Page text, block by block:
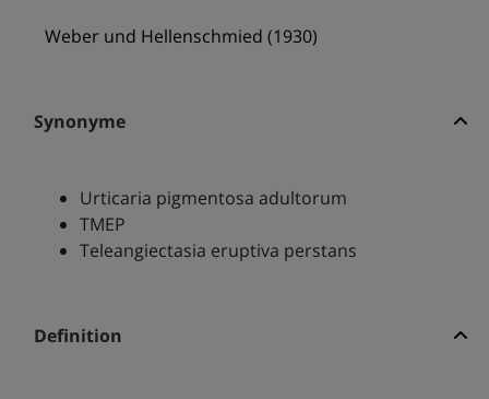
Weber und Hellenschmied (1930)
Synonyme
Urticaria pigmentosa adultorum
TMEP
Teleangiectasia eruptiva perstans
Definition